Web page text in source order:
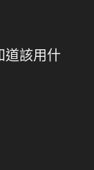
道該用什